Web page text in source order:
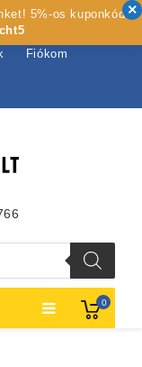
Szolgáltatások
Fiókom
0
5%-os kuponkód